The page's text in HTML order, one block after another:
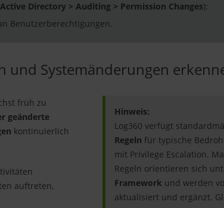
Directory > Auditing > Permission Changes):
Benutzerberechtigungen.
und Systemänderungen
früh zu
geänderte
kontinuierlich
auftreten,
Hinweis:
Log360 verfügt
Regeln für typische
mit Privilege Escalation.
Regeln orientieren sich
Framework und werden
aktualisiert und ergänzt.